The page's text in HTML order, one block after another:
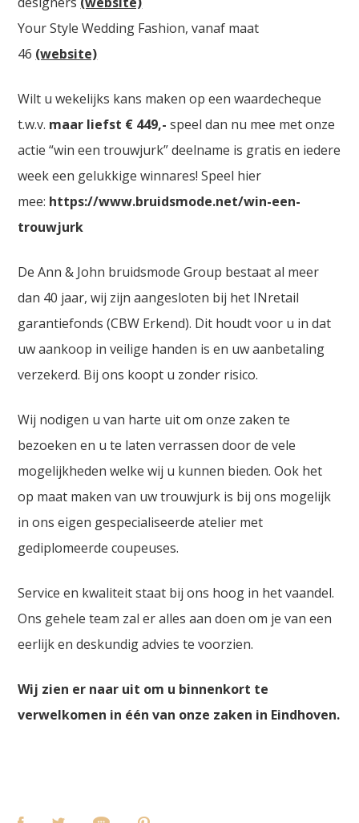
Your Style Wedding Fashion, vanaf maat
46 (website)
Wilt u wekelijks kans maken op een waardecheque
t.w.v. maar liefst € 449,- speel dan nu mee met onze
actie “win een trouwjurk” deelname is gratis en iedere
week een gelukkige winnares! Speel hier
mee: https://www.bruidsmode.net/win-een-
trouwjurk
De Ann & John bruidsmode Group bestaat al meer
dan 40 jaar, wij zijn aangesloten bij het INretail
garantiefonds (CBW Erkend). Dit houdt voor u in dat
uw aankoop in veilige handen is en uw aanbetaling
verzekerd. Bij ons koopt u zonder risico.
Wij nodigen u van harte uit om onze zaken te
bezoeken en u te laten verrassen door de vele
mogelijkheden welke wij u kunnen bieden. Ook het
op maat maken van uw trouwjurk is bij ons mogelijk
in ons eigen gespecialiseerde atelier met
gediplomeerde coupeuses.
Service en kwaliteit staat bij ons hoog in het vaandel.
Ons gehele team zal er alles aan doen om je van een
eerlijk en deskundig advies te voorzien.
Wij zien er naar uit om u binnenkort te
verwelkomen in één van onze zaken in Eindhoven.